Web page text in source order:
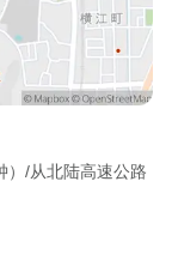
）/从北陆高速公路